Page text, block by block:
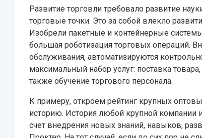
Развитие торговли требовало развитие
торговые точки. Это за собой влекло
Изобрели пакетные и контейнерные
большая роботизация торговых операций.
обслуживания, автоматизируются
максимальный набор услуг: поставка
также обучение торгового персонала.
К примеру, откроем рейтинг крупных
историю. История любой крупной компании
счет внедрения новых знаний, навыков,